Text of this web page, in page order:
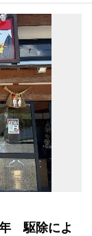
年 駆除によ